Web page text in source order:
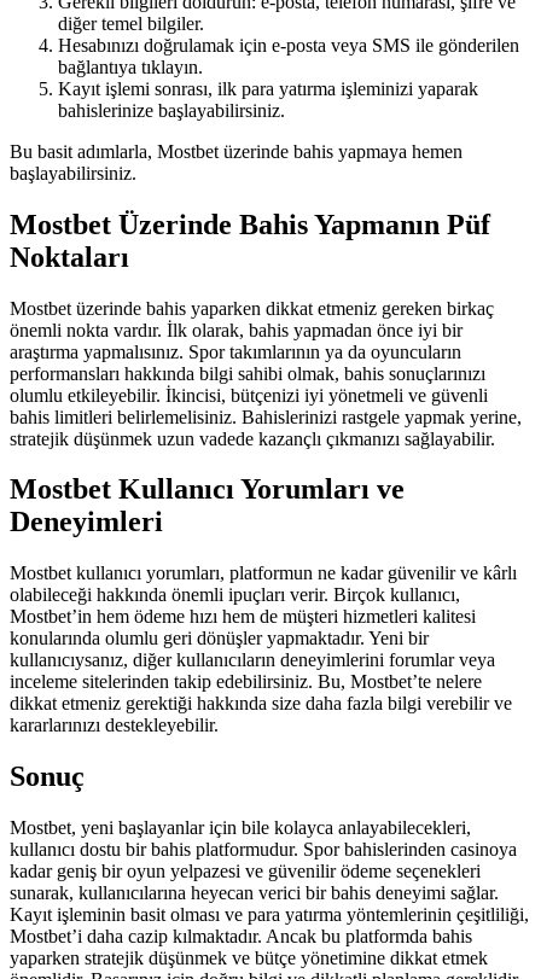
diğer temel bilgiler.
Hesabınızı doğrulamak için e-posta veya SMS ile gönderilen
bağlantıya tıklayın.
Kayıt işlemi sonrası, ilk para yatırma işleminizi yaparak
bahislerinize başlayabilirsiniz.
Bu basit adımlarla, Mostbet üzerinde bahis yapmaya hemen
başlayabilirsiniz.
Mostbet Üzerinde Bahis Yapmanın Püf
Noktaları
Mostbet üzerinde bahis yaparken dikkat etmeniz gereken birkaç
önemli nokta vardır. İlk olarak, bahis yapmadan önce iyi bir
araştırma yapmalısınız. Spor takımlarının ya da oyuncuların
performansları hakkında bilgi sahibi olmak, bahis sonuçlarınızı
olumlu etkileyebilir. İkincisi, bütçenizi iyi yönetmeli ve güvenli
bahis limitleri belirlemelisiniz. Bahislerinizi rastgele yapmak yerine,
stratejik düşünmek uzun vadede kazançlı çıkmanızı sağlayabilir.
Mostbet Kullanıcı Yorumları ve
Deneyimleri
Mostbet kullanıcı yorumları, platformun ne kadar güvenilir ve kârlı
olabileceği hakkında önemli ipuçları verir. Birçok kullanıcı,
Mostbet’in hem ödeme hızı hem de müşteri hizmetleri kalitesi
konularında olumlu geri dönüşler yapmaktadır. Yeni bir
kullanıcıysanız, diğer kullanıcıların deneyimlerini forumlar veya
inceleme sitelerinden takip edebilirsiniz. Bu, Mostbet’te nelere
dikkat etmeniz gerektiği hakkında size daha fazla bilgi verebilir ve
kararlarınızı destekleyebilir.
Sonuç
Mostbet, yeni başlayanlar için bile kolayca anlayabilecekleri,
kullanıcı dostu bir bahis platformudur. Spor bahislerinden casinoya
kadar geniş bir oyun yelpazesi ve güvenilir ödeme seçenekleri
sunarak, kullanıcılarına heyecan verici bir bahis deneyimi sağlar.
Kayıt işleminin basit olması ve para yatırma yöntemlerinin çeşitliliği,
Mostbet’i daha cazip kılmaktadır. Ancak bu platformda bahis
yaparken stratejik düşünmek ve bütçe yönetimine dikkat etmek